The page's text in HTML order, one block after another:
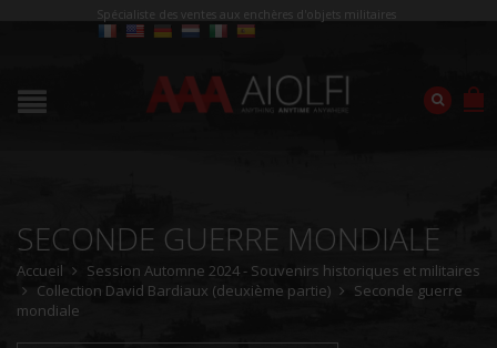
Spécialiste des ventes aux enchères d'objets militaires
SECONDE GUERRE MONDIALE
Accueil
Session Automne 2024 - Souvenirs historiques et militaires
Collection David Bardiaux (deuxième partie)
Seconde guerre
mondiale